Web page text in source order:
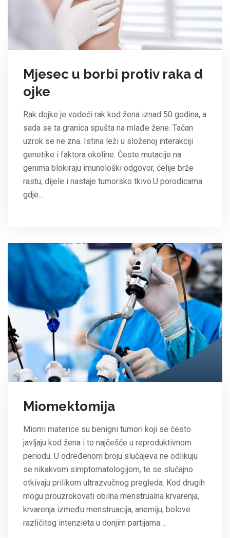
Mjesec u borbi protiv raka d
ojke
Rak dojke je vodeći rak kod žena iznad 50 godina, a
sada se ta granica spušta na mlađe žene. Tačan
uzrok se ne zna. Istina leži u složenoj interakciji
genetike i faktora okoline. Česte mutacije na
genima blokiraju imunološki odgovor, ćelije brže
rastu, dijele i nastaje tumorsko tkivo.U porodicama
gdje…
Miomektomija
Miomi materice su benigni tumori koji se često
javljaju kod žena i to najčešće u reproduktivnom
periodu. U određenom broju slučajeva ne odlikuju
se nikakvom simptomatologijom, te se slučajno
otkivaju prilikom ultrazvučnog pregleda. Kod drugih
mogu prouzrokovati obilna menstrualna krvarenja,
krvarenja između menstruacija, anemiju, bolove
različitog intenzieta u donjim partijama…